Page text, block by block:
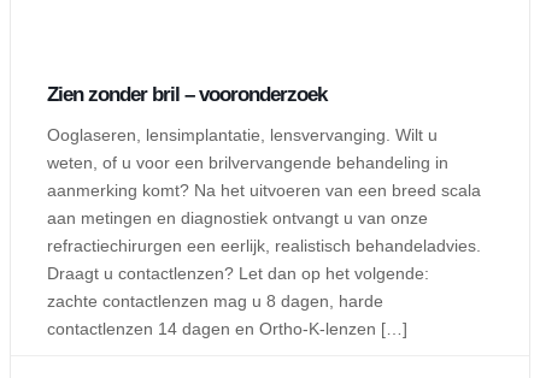
Zien zonder bril – vooronderzoek
Ooglaseren, lensimplantatie, lensvervanging. Wilt u
weten, of u voor een brilvervangende behandeling in
aanmerking komt? Na het uitvoeren van een breed scala
aan metingen en diagnostiek ontvangt u van onze
refractiechirurgen een eerlijk, realistisch behandeladvies.
Draagt u contactlenzen? Let dan op het volgende:
zachte contactlenzen mag u 8 dagen, harde
contactlenzen 14 dagen en Ortho-K-lenzen […]